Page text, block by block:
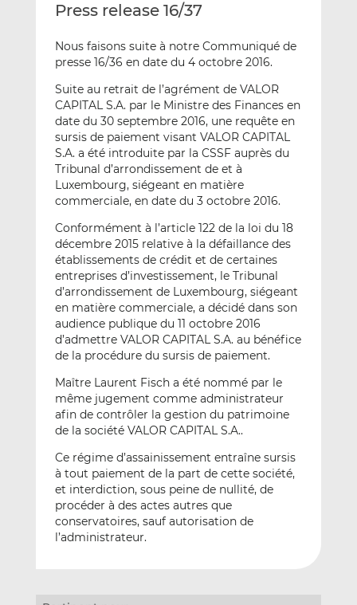
e
a
i
l
r
i
n
k
e
d
I
n
r
a
c
e
b
o
o
k
Press release 16/37
Nous faisons suite à notre Communiqué de
presse 16/36 en date du 4 octobre 2016.
Suite au retrait de l’agrément de VALOR
CAPITAL S.A. par le Ministre des Finances en
date du 30 septembre 2016, une requête en
sursis de paiement visant VALOR CAPITAL
S.A. a été introduite par la CSSF auprès du
Tribunal d’arrondissement de et à
Luxembourg, siégeant en matière
commerciale, en date du 3 octobre 2016.
Conformément à l’article 122 de la loi du 18
décembre 2015 relative à la défaillance des
établissements de crédit et de certaines
entreprises d’investissement, le Tribunal
d’arrondissement de Luxembourg, siégeant
en matière commerciale, a décidé dans son
audience publique du 11 octobre 2016
d’admettre VALOR CAPITAL S.A. au bénéfice
de la procédure du sursis de paiement.
Maître Laurent Fisch a été nommé par le
même jugement comme administrateur
afin de contrôler la gestion du patrimoine
de la société VALOR CAPITAL S.A..
Ce régime d’assainissement entraîne sursis
à tout paiement de la part de cette société,
et interdiction, sous peine de nullité, de
procéder à des actes autres que
conservatoires, sauf autorisation de
l’administrateur.